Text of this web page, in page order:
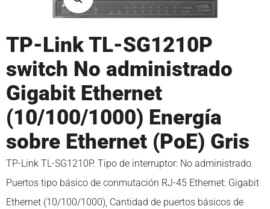
Almacenamiento
Imagen y sonido
Impresoras y consumibles
Gaming
Videojuegos, Consolas y Accesorios
Software
Conectividad y herramientas
TP-Link TL-SG1210P
switch No administrado
Gigabit Ethernet
(10/100/1000) Energía
sobre Ethernet (PoE) Gris
TP-Link TL-SG1210P. Tipo de interruptor: No administrado.
Puertos tipo básico de conmutación RJ-45 Ethernet: Gigabit
Ethernet (10/100/1000), Cantidad de puertos básicos de